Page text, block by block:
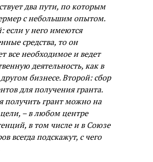
два пути, по которым
с небольшим опытом.
если у него имеются
средства, то он
все необходимое и ведет
деятельность, как в
бизнесе. Второй: сбор
для получения гранта.
получить грант можно на
– в любом центре
в том числе и в Союзе
всегда подскажут, с чего